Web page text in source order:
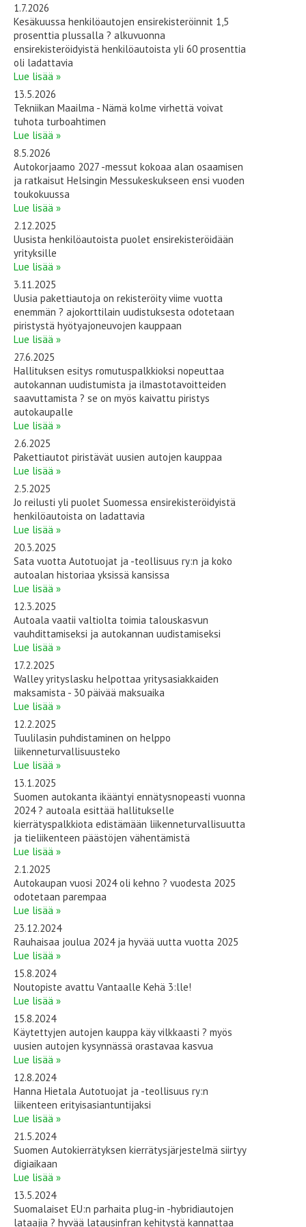
1.7.2026
Kesäkuussa henkilöautojen ensirekisteröinnit 1,5
prosenttia plussalla ? alkuvuonna
ensirekisteröidyistä henkilöautoista yli 60 prosenttia
oli ladattavia
Lue lisää »
13.5.2026
Tekniikan Maailma - Nämä kolme virhettä voivat
tuhota turboahtimen
Lue lisää »
8.5.2026
Autokorjaamo 2027 -messut kokoaa alan osaamisen
ja ratkaisut Helsingin Messukeskukseen ensi vuoden
toukokuussa
Lue lisää »
2.12.2025
Uusista henkilöautoista puolet ensirekisteröidään
yrityksille
Lue lisää »
3.11.2025
Uusia pakettiautoja on rekisteröity viime vuotta
enemmän ? ajokorttilain uudistuksesta odotetaan
piristystä hyötyajoneuvojen kauppaan
Lue lisää »
27.6.2025
Hallituksen esitys romutuspalkkioksi nopeuttaa
autokannan uudistumista ja ilmastotavoitteiden
saavuttamista ? se on myös kaivattu piristys
autokaupalle
Lue lisää »
2.6.2025
Pakettiautot piristävät uusien autojen kauppaa
Lue lisää »
2.5.2025
Jo reilusti yli puolet Suomessa ensirekisteröidyistä
henkilöautoista on ladattavia
Lue lisää »
20.3.2025
Sata vuotta Autotuojat ja -teollisuus ry:n ja koko
autoalan historiaa yksissä kansissa
Lue lisää »
12.3.2025
Autoala vaatii valtiolta toimia talouskasvun
vauhdittamiseksi ja autokannan uudistamiseksi
Lue lisää »
17.2.2025
Walley yrityslasku helpottaa yritysasiakkaiden
maksamista - 30 päivää maksuaika
Lue lisää »
12.2.2025
Tuulilasin puhdistaminen on helppo
liikenneturvallisuusteko
Lue lisää »
13.1.2025
Suomen autokanta ikääntyi ennätysnopeasti vuonna
2024 ? autoala esittää hallitukselle
kierrätyspalkkiota edistämään liikenneturvallisuutta
ja tieliikenteen päästöjen vähentämistä
Lue lisää »
2.1.2025
Autokaupan vuosi 2024 oli kehno ? vuodesta 2025
odotetaan parempaa
Lue lisää »
23.12.2024
Rauhaisaa joulua 2024 ja hyvää uutta vuotta 2025
Lue lisää »
15.8.2024
Noutopiste avattu Vantaalle Kehä 3:lle!
Lue lisää »
15.8.2024
Käytettyjen autojen kauppa käy vilkkaasti ? myös
uusien autojen kysynnässä orastavaa kasvua
Lue lisää »
12.8.2024
Hanna Hietala Autotuojat ja -teollisuus ry:n
liikenteen erityisasiantuntijaksi
Lue lisää »
21.5.2024
Suomen Autokierrätyksen kierrätysjärjestelmä siirtyy
digiaikaan
Lue lisää »
13.5.2024
Suomalaiset EU:n parhaita plug-in -hybridiautojen
lataajia ? hyvää latausinfran kehitystä kannattaa